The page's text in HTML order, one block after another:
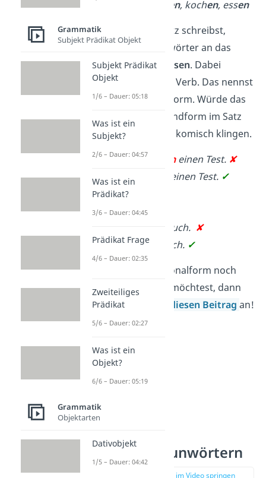
en, kochen, essen
Wenn du einen Satz schreibst,
musst du die Tunwörter an das
Namenwortanpassen. Dabei
verändert sich das Verb. Das nennst
du dann Personalform. Würde das
Verb in seiner Grundform im Satz
stehen, würde das komisch klingen.
Lenaschreibeneinen Test. ✘
Lena
einen Test. ✓
ein Buch. ✘
Ichleseein Buch. ✓
Wenn du die Personalform noch
besser verstehen möchtest, dann
schau dir einfach
diesen Beitrag an!
Arten von Tunwörtern
zur Stelle im Video springen
Grammatik
Subjekt Prädikat Objekt
Subjekt Prädikat
Objekt
1/6 – Dauer: 05:18
Was ist ein
Subjekt?
2/6 – Dauer: 04:57
Was ist ein
Prädikat?
3/6 – Dauer: 04:45
Prädikat Frage
4/6 – Dauer: 02:35
Zweiteiliges
Prädikat
5/6 – Dauer: 02:27
Was ist ein
Objekt?
6/6 – Dauer: 05:19
Grammatik
Objektarten
Dativobjekt
1/5 – Dauer: 04:42